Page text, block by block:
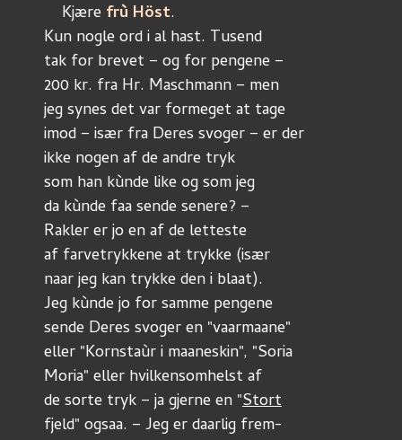
    Kjære
frù Höst.
Kun nogle ord i al hast. Tusend
tak for brevet – og for pengene –
200 kr. fra Hr. Maschmann – men
jeg synes det var formeget at tage
imod – især fra Deres svoger – er der
ikke nogen af de andre tryk
som han kùnde like og som jeg
da kùnde faa sende senere? –
Rakler er jo en af de letteste
af farvetrykkene at trykke (især
naar jeg kan trykke den i blaat).
Jeg kùnde jo for samme pengene
sende Deres svoger en "vaarmaane"
eller "Kornstaùr i maaneskin", "Soria
Moria" eller hvilkensomhelst af
de sorte tryk – ja gjerne en "Stort
fjeld" ogsaa. – Jeg er daarlig frem-